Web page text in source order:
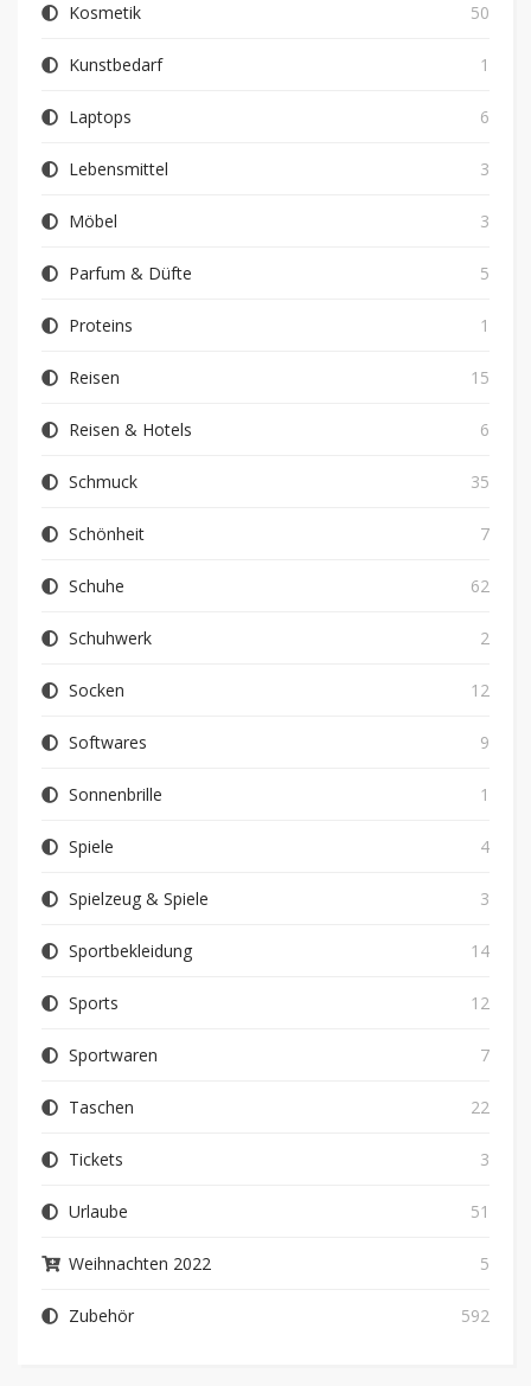
Kosmetik 50
Kunstbedarf 1
Laptops 6
Lebensmittel 3
Möbel 3
Parfum & Düfte 5
Proteins 1
Reisen 15
Reisen & Hotels 6
Schmuck 35
Schönheit 7
Schuhe 62
Schuhwerk 2
Socken 12
Softwares 9
Sonnenbrille 1
Spiele 4
Spielzeug & Spiele 3
Sportbekleidung 14
Sports 12
Sportwaren 7
Taschen 22
Tickets 3
Urlaube 51
Weihnachten 2022 5
Zubehör 592